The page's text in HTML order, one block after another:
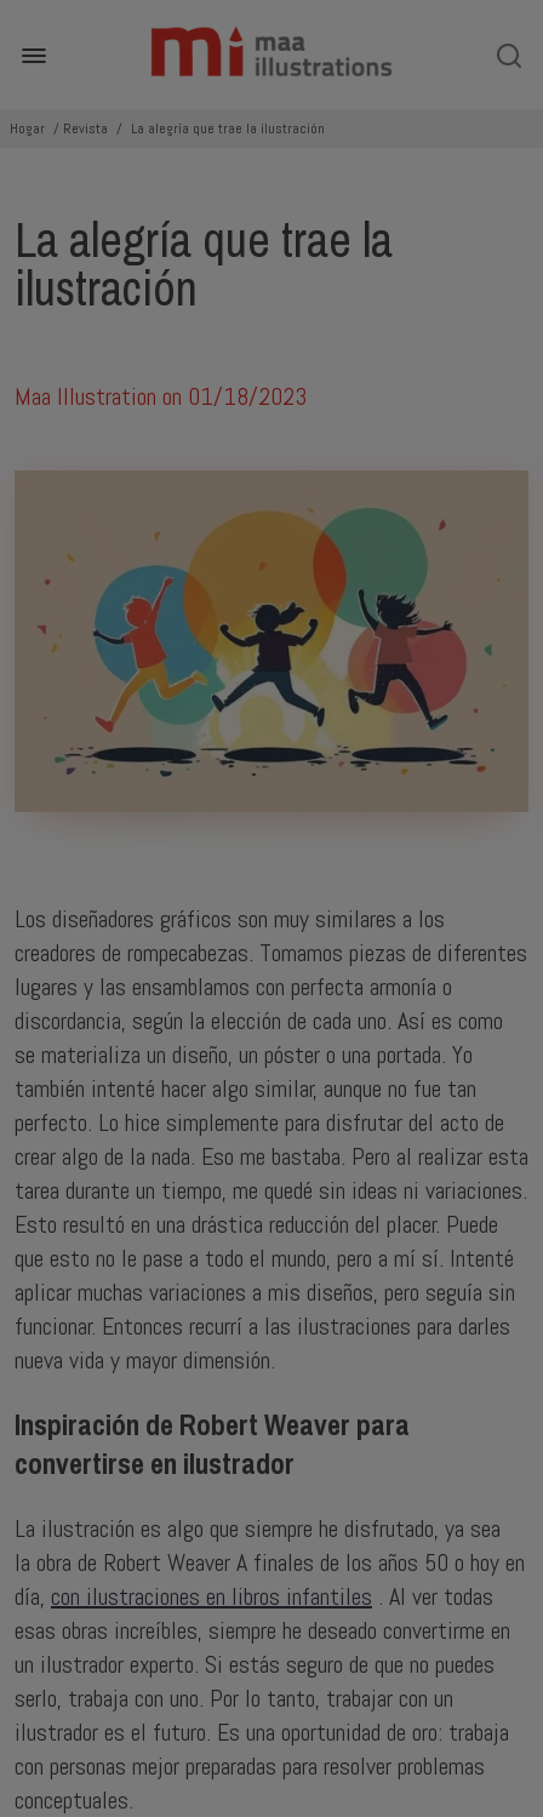
Hogar / Revista / La alegría que trae la ilustración
La alegría que trae la
ilustración
Maa Illustration on 01/18/2023
Los diseñadores gráficos son muy similares a los
creadores de rompecabezas. Tomamos piezas de diferentes
lugares y las ensamblamos con perfecta armonía o
discordancia, según la elección de cada uno. Así es como
se materializa un diseño, un póster o una portada. Yo
también intenté hacer algo similar, aunque no fue tan
perfecto. Lo hice simplemente para disfrutar del acto de
crear algo de la nada. Eso me bastaba. Pero al realizar esta
tarea durante un tiempo, me quedé sin ideas ni variaciones.
Esto resultó en una drástica reducción del placer. Puede
que esto no le pase a todo el mundo, pero a mí sí. Intenté
aplicar muchas variaciones a mis diseños, pero seguía sin
funcionar. Entonces recurrí a las ilustraciones para darles
nueva vida y mayor dimensión.
Inspiración de Robert Weaver para
convertirse en ilustrador
La ilustración es algo que siempre he disfrutado, ya sea
la obra de Robert WeaverA finales de los años 50 o hoy en
día, con ilustraciones en libros infantiles . Al ver todas
esas obras increíbles, siempre he deseado convertirme en
un ilustrador experto. Si estás seguro de que no puedes
serlo, trabaja con uno. Por lo tanto, trabajar con un
ilustrador es el futuro. Es una oportunidad de oro: trabaja
con personas mejor preparadas para resolver problemas
conceptuales.